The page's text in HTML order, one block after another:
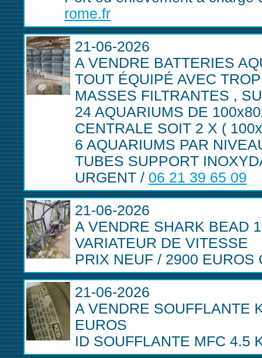
rome.fr
21-06-2026
A VENDRE BATTERIES
TOUT ÉQUIPÉ AVEC
MASSES FILTRANTES ,
24 AQUARIUMS DE
CENTRALE SOIT 2 X (
6 AQUARIUMS PAR
TUBES SUPPORT
URGENT / 06 21 39 65 09
21-06-2026
A VENDRE SHARK BEAD
VARIATEUR DE VITESSE
PRIX NEUF / 2900 EUROS
21-06-2026
A VENDRE SOUFFLANTE
EUROS
ID SOUFFLANTE MFC 4.5